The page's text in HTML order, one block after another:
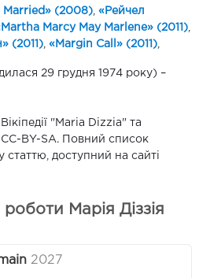
Married» (2008) «Рейчел
Marcy May Marlene» (2011)
(2011) «Margin Call» (2011)
29 грудня 1974 року) –
"Maria Dizzia" та
BY-SA. Повний список
статтю, доступний на сайті
Марія Діззія
2027